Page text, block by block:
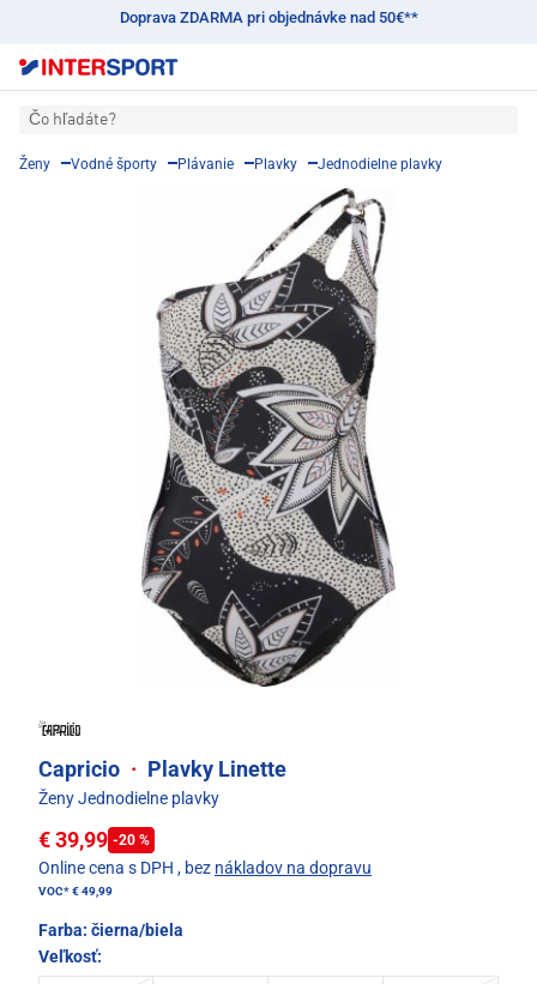
Doprava ZDARMA pri objednávke nad 50€**
Čo hľadáte?
Ženy Vodné športy Plávanie Plavky Jednodielne plavky
Capricio · Plavky Linette
Ženy Jednodielne plavky
€ 39,99 -20 %
Online cena s DPH , bez nákladov na dopravu
VOC*€ 49,99
Farba: čierna/biela
Veľkosť: